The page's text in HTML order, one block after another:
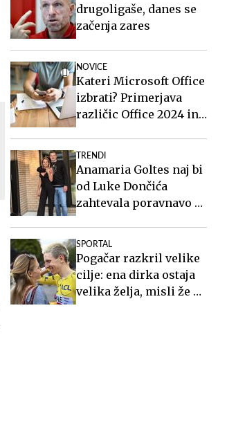
drugoligaše, danes se
začenja zares
NOVICE
Kateri Microsoft Office
izbrati? Primerjava
različic Office 2024 in
TRENDI
Anamaria Goltes naj bi
od Luke Dončića
zahtevala poravnavo v
SPORTAL
Pogačar razkril velike
cilje: ena dirka ostaja
velika želja, misli že na